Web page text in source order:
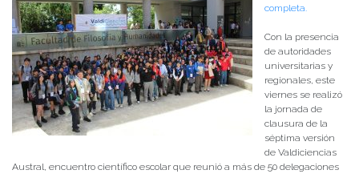
completa.
Con la presencia
de autoridades
universitarias y
regionales, este
viernes se realizó
la jornada de
clausura de la
séptima versión
de Valdiciencias
Austral, encuentro científico escolar que reunió a más de 50 delegaciones